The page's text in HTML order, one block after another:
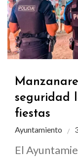
seguridad
fiestas
Ayuntamiento
El